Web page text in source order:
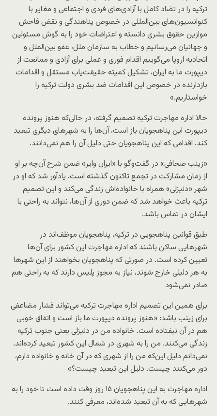
ترکیه را در تضاد کامل با آزادی‌های فردی و اجتماعی و مغایر با
کنوانسیون‌های بین‌المللی در خصوص پناهندگی و نقض فاحش
موازین حقوق بشری دانسته و اعتراضات خود را به گوش مسئولین
و جهانیان می‌رسانیم و خطاب به سازمان ملل، عفو بین‌الملل و
اتحادیه اروپا می‌گوییم اقدام فوری و عملی برای آزادی و ممانعت از
دیپورت ما به ایران، تشکیل کمیته حقیقت‌یاب مستقل و اقدامات
بازدارنده در خصوص این اقدامات ضد بشری دولت ترکیه را
خواستاریم.»
حالا اداره مهاجرت ترکیه تصمیم گرفته، در حالی‌که هنوز پرونده
دیپورت این پناهجویان باز است، آن‌ها را به شهرهای دیگری تبعید
کند. اقدامی که این پناهجویان حتی دلیل آن را هم نمی‌دانند.
«زینب صحافی» در گفت‌وگو با «ایران وایر» ضمن شرح آن‌چه بر او
از زمان مشارکت در تجمع تاکنون گذشته است، یادآور شد که او در
شهر «دنیزلی» همراه با خانواده‌اش زندگی می‌کند و این تصمیم
ترکیه باعث خواهد شد که ضمن دوری از آن‌ها، نتواند به راحتی با
ایشان در تماس باشد.
طبق قوانین پناهجویی در ترکیه، پناهجویان موظف‌اند در
شهرهایی ساکن باشند که اداره مهاجرت این کشور برای آن‌ها
تعیین کرده است. در صورتی که پناهجویان بخواهند از این شهرها
به هر دلیلی خارج شوند، نیاز به مجوز پلیس دارند که به راحتی هم
صادر نمی‌شود
برای همین این تصمیم اداره مهاجرت ترکیه می‌تواند فشار مضاعفی
برای زینب باشد: «هنوز پرونده دیپورت ما باز است و اتفاق خوبی
هم در آن نیفتاده است. خانواده من در دنیزلی یعنی جنوب ترکیه
زندگی می‌کنند. من را به شهری در شمال این کشور تبعید کرده‌اند.
نمی‌دانم دلیل این‌که من را از شهری که در آن خانه و خانواده‌ دارم،
دور می‌کنند چیست. دلیل این تبعید چیست؟»
اداره مهاجرت به این پناهجویان ۱۵ روز وقت داده است تا خود را به
شهرهایی که به آن تبعید شده‌اند، معرفی کنند.